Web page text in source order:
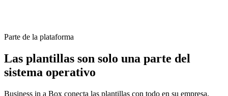
Parte de la plataforma
Las plantillas son solo una parte del
sistema operativo
Business in a Box conecta las plantillas con todo en su empresa.